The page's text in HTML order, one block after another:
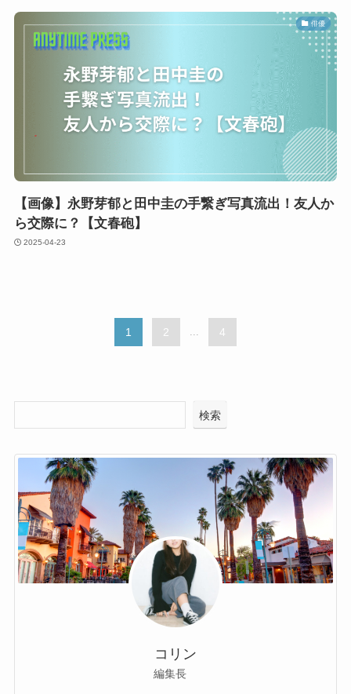
俳優
【画像】永野芽郁と田中圭の手繋ぎ写真流出！友人か
ら交際に？【文春砲】
2025-04-23
1 2 4
検索
コリン
編集長